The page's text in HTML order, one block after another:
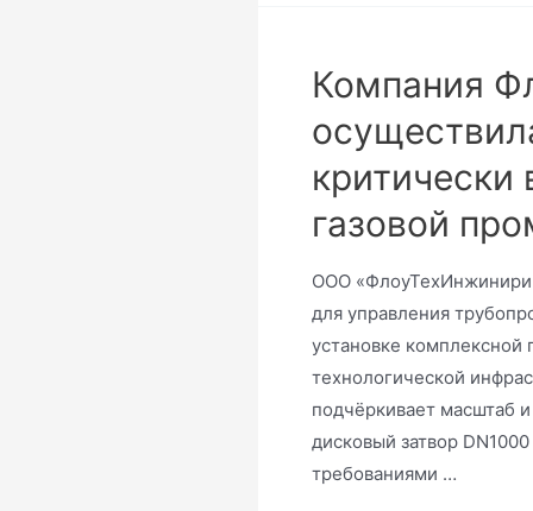
Компания
газовой
ООО
для управления
установке комплексной
технологической
подчёркивает масштаб
дисковый затвор
требованиями …